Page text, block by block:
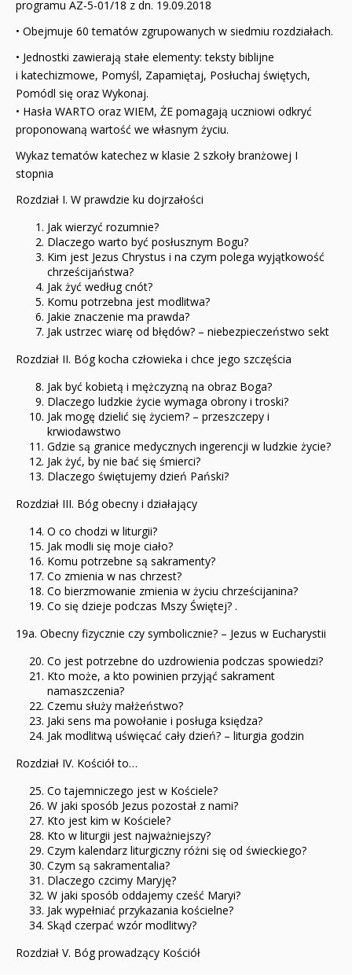
programu AZ-5-01/18 z dn. 19.09.2018
• Obejmuje 60 tematów zgrupowanych w siedmiu rozdziałach.
• Jednostki zawierają stałe elementy: teksty biblijne
i katechizmowe, Pomyśl, Zapamiętaj, Po­słuchaj świętych,
Pomódl się oraz Wykonaj.
• Hasła WARTO oraz WIEM, ŻE pomagają uczniowi odkryć
proponowaną wartość we własnym życiu.
Wykaz tematów katechez w klasie 2 szkoły branżowej I
stopnia
Rozdział I. W prawdzie ku dojrzałości
Jak wierzyć rozumnie?
Dlaczego warto być posłusznym Bogu?
Kim jest Jezus Chrystus i na czym polega wyjątkowość
chrześcijaństwa?
Jak żyć według cnót?
Komu potrzebna jest modlitwa?
Jakie znaczenie ma prawda?
Jak ustrzec wiarę od błędów? – niebezpieczeństwo sekt
Rozdział II. Bóg kocha człowieka i chce jego szczęścia
Jak być kobietą i mężczyzną na obraz Boga?
Dlaczego ludzkie życie wymaga obrony i troski?
Jak mogę dzielić się życiem? – przeszczepy i
krwiodawstwo
Gdzie są granice medycznych ingerencji w ludzkie życie?
Jak żyć, by nie bać się śmierci?
Dlaczego świętujemy dzień Pański?
Rozdział III. Bóg obecny i działający
O co chodzi w liturgii?
Jak modli się moje ciało?
Komu potrzebne są sakramenty?
Co zmienia w nas chrzest?
Co bierzmowanie zmienia w życiu chrześcijanina?
Co się dzieje podczas Mszy Świętej? .
19a. Obecny fizycznie czy symbolicznie? – Jezus w Eucharystii
Co jest potrzebne do uzdrowienia podczas spowiedzi?
Kto może, a kto powinien przyjąć sakrament
namaszczenia?
Czemu służy małżeństwo?
Jaki sens ma powołanie i posługa księdza?
Jak modlitwą uświęcać cały dzień? – liturgia godzin
Rozdział IV. Kościół to…
Co tajemniczego jest w Kościele?
W jaki sposób Jezus pozostał z nami?
Kto jest kim w Kościele?
Kto w liturgii jest najważniejszy?
Czym kalendarz liturgiczny różni się od świeckiego?
Czym są sakramentalia?
Dlaczego czcimy Maryję?
W jaki sposób oddajemy cześć Maryi?
Jak wypełniać przykazania kościelne?
Skąd czerpać wzór modlitwy?
Rozdział V. Bóg prowadzący Kościół